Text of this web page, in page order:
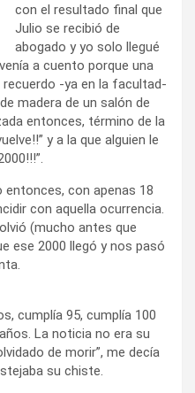
con el resultado final que
Julio se recibió de
abogado y yo solo llegué
a cuento porque una
-ya en la facultad-
madera de un salón de
entonces, término de la
y a la que alguien le
entonces, con apenas 18
con aquella ocurrencia.
(mucho antes que
ese 2000 llegó y nos pasó
cumplía 95, cumplía 100
La noticia no era su
de morir”, me decía
su chiste.